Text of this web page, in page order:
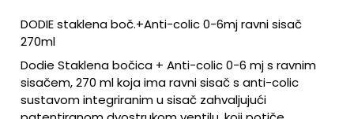
DODIE staklena boč.+Anti-colic 0-6mj ravni sisač
270ml
Dodie Staklena bočica + Anti-colic 0-6 mj s ravnim
sisačem, 270 ml koja ima ravni sisač s anti-colic
sustavom integriranim u sisač zahvaljujući